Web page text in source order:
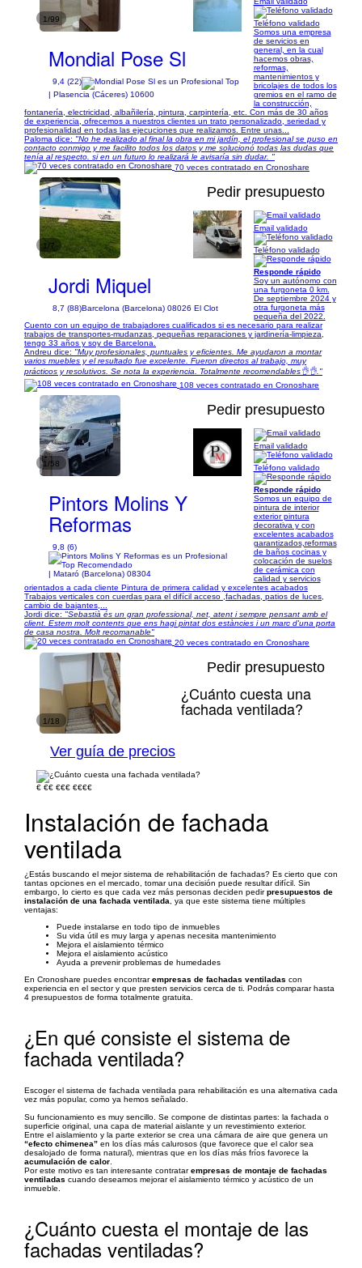
1/99
Mondial Pose Sl
9,4 (22)
| Plasencia (Cáceres) 10600
Teléfono validado
Somos una empresa
de servicios en
general, en la cual
hacemos obras,
reformas,
mantenimientos y
bricolajes de todos los
gremios en el ramo de
la construcción,
fontanería, electricidad, albañilería, pintura, carpintería, etc. Con más de 30 años
de experiencia, ofrecemos a nuestros clientes un trato personalizado, seriedad y
profesionalidad en todas las ejecuciones que realizamos. Entre unas...
Paloma dice: "No he realizado al final la obra en mi jardín, el profesional se puso en
contacto conmigo y me facilito todos los datos y me solucionó todas las dudas que
tenía al respecto. si en un futuro lo realizará le avisaría sin dudar. "
70 veces contratado en Cronoshare
1/7
Pedir presupuesto
Jordi Miquel
8,7 (88)Barcelona (Barcelona) 08026 El Clot
Email validado
Teléfono validado
Responde rápido
Soy un autónomo con
una furgoneta 0 km.
De septiembre 2024 y
otra furgoneta más
pequeña del 2022.
Cuento con un equipo de trabajadores cualificados si es necesario para realizar
trabajos de transportes-mudanzas, pequeñas reparaciones y jardinería-limpieza,
tengo 33 años y soy de Barcelona.
Andreu dice: "Muy profesionales, puntuales y eficientes. Me ayudaron a montar
varios muebles y el resultado fue excelente. Fueron directos al trabajo, muy
prácticos y resolutivos. Se nota la experiencia. Totalmente recomendables👌👌."
108 veces contratado en Cronoshare
1/58
Pedir presupuesto
Pintors Molins Y
Reformas
9,8 (6)
| Mataró (Barcelona) 08304
Email validado
Teléfono validado
Responde rápido
Somos un equipo de
pintura de interior
exterior pintura
decorativa y con
excelentes acabados
garantizados,reformas
de baños cocinas y
colocación de suelos
de cerámica con
calidad y servicios
orientados a cada cliente Pintura de primera calidad y excelentes acabados
Trabajos verticales con cuerdas para el difícil acceso ,fachadas, patios de luces,
cambio de bajantes,...
Jordi dice: "Sebastià és un gran professional, net, atent i sempre pensant amb el
client. Estem molt contents que ens hagi pintat dos estàncies i un marc d'una porta
de casa nostra. Molt recomanable"
20 veces contratado en Cronoshare
1/18
Pedir presupuesto
¿Cuánto cuesta una
fachada ventilada?
Ver guía de precios
€ €€ €€€ €€€€
Instalación de fachada
ventilada
¿Estás buscando el mejor sistema de rehabilitación de fachadas? Es cierto que con
tantas opciones en el mercado, tomar una decisión puede resultar difícil. Sin
embargo, lo cierto es que cada vez más personas deciden pedirpresupuestos de
instalación de una fachada ventilada , ya que este sistema tiene múltiples
ventajas:
Puede instalarse en todo tipo de inmuebles
Su vida útil es muy larga y apenas necesita mantenimiento
Mejora el aislamiento térmico
Mejora el aislamiento acústico
Ayuda a prevenir problemas de humedades
En Cronoshare puedes encontrarempresas de fachadas ventiladas con
experiencia en el sector y que presten servicios cerca de ti. Podrás comparar hasta
4 presupuestos de forma totalmente gratuita.
¿En qué consiste el sistema de
fachada ventilada?
Escoger el sistema de fachada ventilada para rehabilitación es una alternativa cada
vez más popular, como ya hemos señalado.
Su funcionamiento es muy sencillo. Se compone de distintas partes: la fachada o
superficie original, una capa de material aislante y un revestimiento exterior.
Entre el aislamiento y la parte exterior se crea una cámara de aire que genera un
“efecto chimenea” en los días más calurosos (que favorece que el calor sea
desalojado de forma natural), mientras que en los días más fríos favorece la
acumulación de calor
Por este motivo es tan interesante contratarempresas de montaje de fachadas
ventiladas cuando deseamos mejorar el aislamiento térmico y acústico de un
inmueble.
¿Cuánto cuesta el montaje de las
fachadas ventiladas?